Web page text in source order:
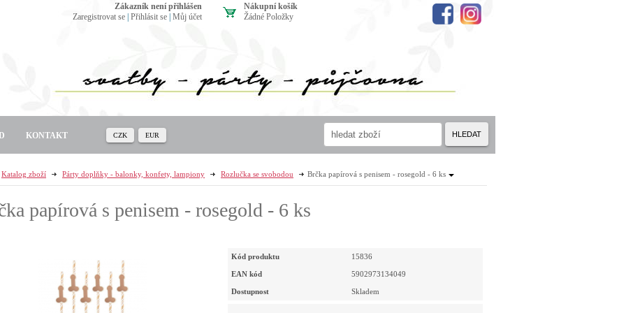
Katalog zboží Párty doplňky - balonky, konfety, lampiony Rozlučka se svobodou Brčka papírová s penisem - rosegold - 6 ks
papírová s penisem - rosegold - 6 ks
Kód produktu 15836
EAN kód 5902973134049
Dostupnost Skladem
Nákupní košík
Žádné Položky
zákazník není přihlášen
Zaregistrovat se Přihlásit se Můj účet
KONTAKT CZK EUR HLEDAT